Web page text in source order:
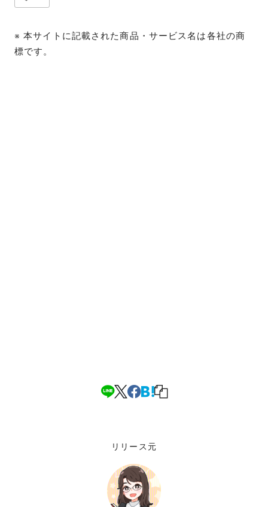
※ 本サイトに記載された商品・サービス名は各社の商
標です。
リリース元